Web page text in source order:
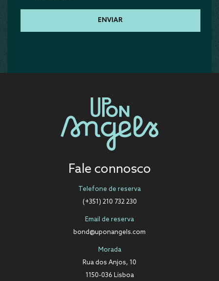
Fale connosco
Telefone de reserva
(+351) 210 732 230
Email de reserva
bond@uponangels.com
Morada
Rua dos Anjos, 10
1150-036 Lisboa